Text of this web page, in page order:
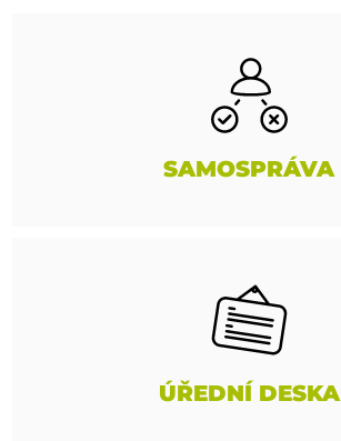
SAMOSPRÁVA
ÚŘEDNÍ DESKA